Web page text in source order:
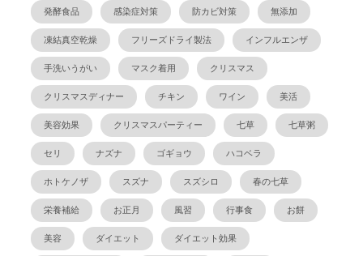
発酵食品 感染症対策 防カビ対策 無添加
凍結真空乾燥 フリーズドライ製法 インフルエンザ
手洗いうがい マスク着用 クリスマス
クリスマスディナー チキン ワイン 美活
美容効果 クリスマスパーティー 七草 七草粥
セリ ナズナ ゴギョウ ハコベラ
ホトケノザ スズナ スズシロ 春の七草
栄養補給 お正月 風習 行事食 お餅
美容 ダイエット ダイエット効果